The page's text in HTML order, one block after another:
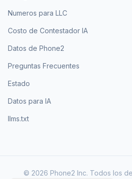
Numeros para LLC
Costo de Contestador IA
Datos de Phone2
Preguntas Frecuentes
Estado
Datos para IA
llms.txt
© 2026 Phone2 Inc. Todos los